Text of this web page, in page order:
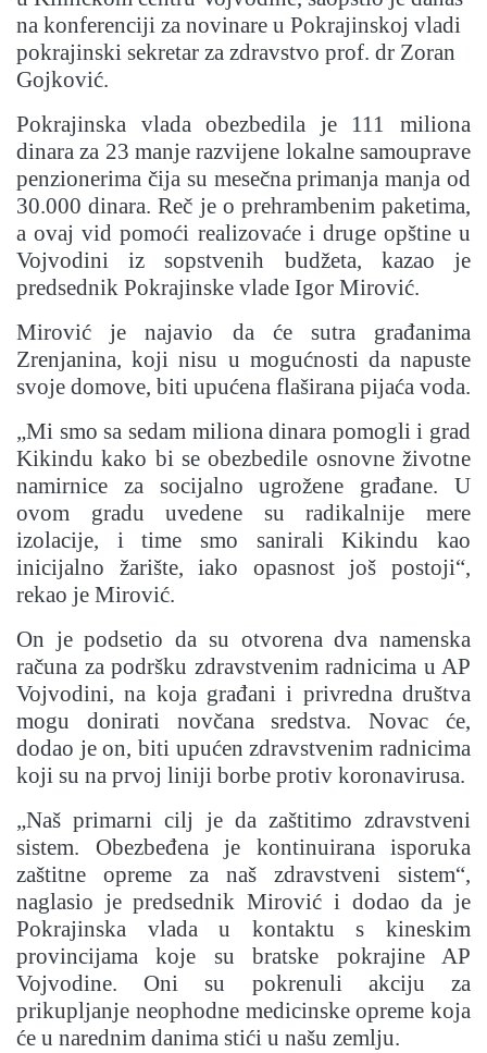
na konferenciji za novinare u Pokrajinskoj vladi
pokrajinski sekretar za zdravstvo prof. dr Zoran
Gojković.
Pokrajinska vlada obezbedila je 111 miliona
dinara za 23 manje razvijene lokalne samouprave
penzionerima čija su mesečna primanja manja od
30.000 dinara. Reč je o prehrambenim paketima,
a ovaj vid pomoći realizovaće i druge opštine u
Vojvodini iz sopstvenih budžeta, kazao je
predsednik Pokrajinske vlade Igor Mirović.
Mirović je najavio da će sutra građanima
Zrenjanina, koji nisu u mogućnosti da napuste
svoje domove, biti upućena flaširana pijaća voda.
„Mi smo sa sedam miliona dinara pomogli i grad
Kikindu kako bi se obezbedile osnovne životne
namirnice za socijalno ugrožene građane. U
ovom gradu uvedene su radikalnije mere
izolacije, i time smo sanirali Kikindu kao
inicijalno žarište, iako opasnost još postoji“,
rekao je Mirović.
On je podsetio da su otvorena dva namenska
računa za podršku zdravstvenim radnicima u AP
Vojvodini, na koja građani i privredna društva
mogu donirati novčana sredstva. Novac će,
dodao je on, biti upućen zdravstvenim radnicima
koji su na prvoj liniji borbe protiv koronavirusa.
„Naš primarni cilj je da zaštitimo zdravstveni
sistem. Obezbeđena je kontinuirana isporuka
zaštitne opreme za naš zdravstveni sistem“,
naglasio je predsednik Mirović i dodao da je
Pokrajinska vlada u kontaktu s kineskim
provincijama koje su bratske pokrajine AP
Vojvodine. Oni su pokrenuli akciju za
prikupljanje neophodne medicinske opreme koja
će u narednim danima stići u našu zemlju.